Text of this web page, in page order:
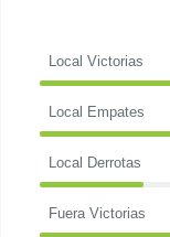
Local Victorias
Local Empates
Local Derrotas
Fuera Victorias